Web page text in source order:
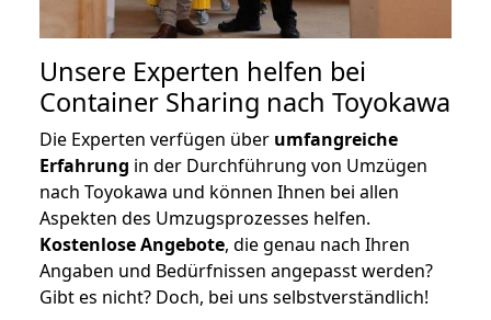
Unsere Experten helfen bei
Container Sharing nach Toyokawa
Die Experten verfügen über umfangreiche
Erfahrung in der Durchführung von Umzügen
nach Toyokawa und können Ihnen bei allen
Aspekten des Umzugsprozesses helfen.
Kostenlose Angebote, die genau nach Ihren
Angaben und Bedürfnissen angepasst werden?
Gibt es nicht? Doch, bei uns selbstverständlich!